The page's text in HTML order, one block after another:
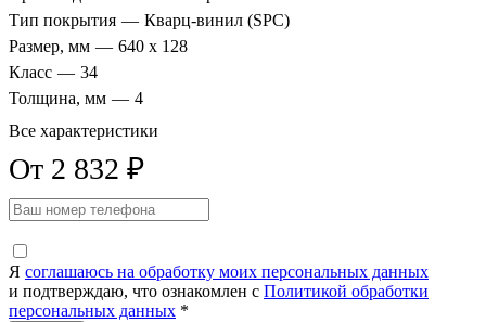
Тип покрытия — Кварц-винил (SPC)
Размер, мм — 640 х 128
Класс — 34
Толщина, мм — 4
Все характеристики
От 2 832 ₽
Я соглашаюсь на обработку моих персональных данных
и подтверждаю, что ознакомлен с Политикой обработки
персональных данных *